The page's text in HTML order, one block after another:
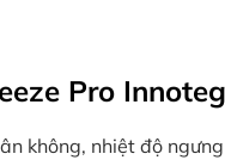
Pro Innoteg
không, nhiệt độ